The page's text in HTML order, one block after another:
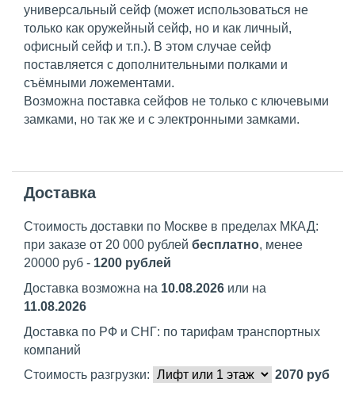
универсальный сейф (может использоваться не
только как оружейный сейф, но и как личный,
офисный сейф и т.п.). В этом случае сейф
поставляется с дополнительными полками и
съёмными ложементами.
Возможна поставка сейфов не только с ключевыми
замками, но так же и с электронными замками.
Доставка
Стоимость доставки по Москве в пределах МКАД:
при заказе от 20 000 рублей бесплатно, менее
20000 руб - 1200 рублей
Доставка возможна на 10.08.2026 или на
11.08.2026
Доставка по РФ и СНГ: по тарифам транспортных
компаний
Стоимость разгрузки:
2070 руб